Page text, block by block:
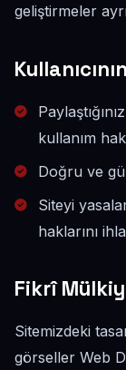
geliştirmeler
kullanım
Doğru ve
Siteyi
haklarını
Fikrî
Sitemizdeki
görseller Web